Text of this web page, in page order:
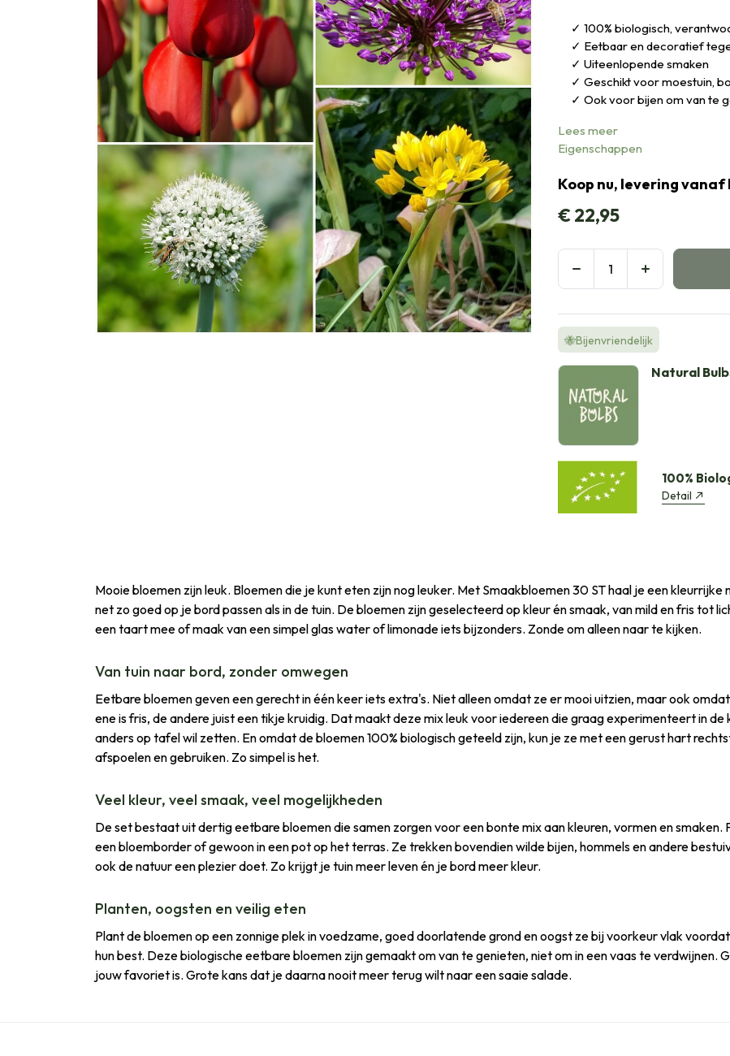
100% biologisch,
Eetbaar en decoratief
Uiteenlopende smaken
Geschikt voor moestuin,
Ook voor bijen om van te
Lees meer
Eigenschappen
Koop nu, levering
€22,95
🐝Bijenvriendelijk
Natural
100%
Detail
Mooie bloemen zijn leuk. Bloemen die je kunt eten zijn nog leuker. Met Smaakbloemen 30 ST haal je een kleurrijke
net zo goed op je bord passen als in de tuin. De bloemen zijn geselecteerd op kleur én smaak, van mild en fris tot
een taart mee of maak van een simpel glas water of limonade iets bijzonders. Zonde om alleen naar te kijken.
Van tuin naar bord, zonder omwegen
Eetbare bloemen geven een gerecht in één keer iets extra's. Niet alleen omdat ze er mooi uitzien, maar ook
ene is fris, de andere juist een tikje kruidig. Dat maakt deze mix leuk voor iedereen die graag experimenteert in
anders op tafel wil zetten. En omdat de bloemen 100% biologisch geteeld zijn, kun je ze met een gerust hart
afspoelen en gebruiken. Zo simpel is het.
Veel kleur, veel smaak, veel mogelijkheden
De set bestaat uit dertig eetbare bloemen die samen zorgen voor een bonte mix aan kleuren, vormen en smaken.
een bloemborder of gewoon in een pot op het terras. Ze trekken bovendien wilde bijen, hommels en andere
ook de natuur een plezier doet. Zo krijgt je tuin meer leven én je bord meer kleur.
Planten, oogsten en veilig eten
Plant de bloemen op een zonnige plek in voedzame, goed doorlatende grond en oogst ze bij voorkeur vlak
hun best. Deze biologische eetbare bloemen zijn gemaakt om van te genieten, niet om in een vaas te verdwijnen.
jouw favoriet is. Grote kans dat je daarna nooit meer terug wilt naar een saaie salade.